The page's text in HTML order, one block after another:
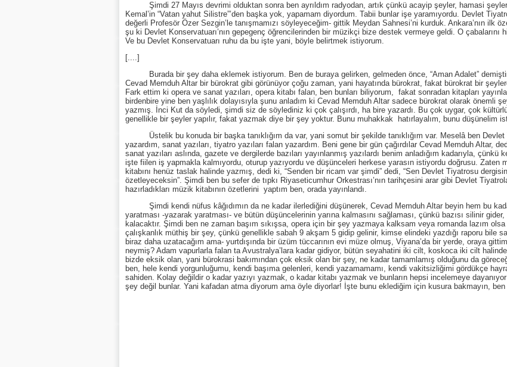
Şimdi 27 Mayıs devrimi olduktan sonra ben ayrıldım radyodan, artık çünkü acayip şeyler, hamasi şeyler
Kemal’in “Vatan yahut Silistre”’den başka yok, yapamam diyordum. Tabii bunlar işe yaramıyordu. Devlet
değerli Profesör Özer Sezgin’le tanışmamızı söyleyeceğim- gittik Meydan Sahnesi’ni kurduk. Ankara’nın ilk
şu ki Devlet Konservatuarı’nın gepegenç öğrencilerinden bir müzikçi bize destek vermeye geldi. O çabalarını
Ve bu Devlet Konservatuarı ruhu da bu işte yani, böyle belirtmek istiyorum.
[....]
Burada bir şey daha eklemek istiyorum. Ben de buraya gelirken, gelmeden önce, “Aman Adalet”
Cevad Memduh Altar bir bürokrat gibi görünüyor çoğu zaman, yani hayatında bürokrat, fakat bürokrat bir
Fark ettim ki opera ve sanat yazıları, opera kitabı falan, ben bunları biliyorum, fakat sonradan kitapları
birdenbire yine ben yaşlılık dolayısıyla şunu anladım ki Cevad Memduh Altar sadece bürokrat olarak önemli
yazmış. İnci Kut da söyledi, şimdi siz de söylediniz ki çok çalışırdı, ha bire yazardı. Bu çok uygar, çok
genellikle bir şeyler yapılır, fakat yazmak diye bir şey yoktur. Bunu muhakkak hatırlayalım, bunu düşünelim
Üstelik bu konuda bir başka tanıklığım da var, yani somut bir şekilde tanıklığım var. Meselâ ben Devlet
yazardım, sanat yazıları, tiyatro yazıları falan yazardım. Beni gene bir gün çağırdılar Cevad Memduh Altar,
sanat yazıları aslında, gazete ve dergilerde bazıları yayınlanmış yazılardı benim anladığım kadarıyla,
işte fiilen iş yapmakla kalmıyordu, oturup yazıyordu ve düşünceleri herkese yarasın istiyordu doğrusu. Zaten
kitabını henüz taslak halinde yazmış, dedi ki, “Senden bir ricam var şimdi” dedi, “Sen Devlet Tiyatrosu
özetleyeceksin”. Şimdi ben bu sefer de tıpkı Riyaseticumhur Orkestrası’nın tarihçesini arar gibi Devlet
hazırladıkları müzik kitabının özetlerini yaptım ben, orada yayınlandı.
Şimdi kendi nüfus kâğıdımın da ne kadar ilerlediğini düşünerek, Cevad Memduh Altar beyin hem bu
yaratması -yazarak yaratması- ve bütün düşüncelerinin yarına kalmasını sağlaması, çünkü bazısı silinir
kalacaktır. Şimdi ben ne zaman başım sıkışsa, opera için bir şey yazmaya kalksam veya romanda lazım
çalışkanlık müthiş bir şey, çünkü genellikle sabah 9 akşam 5 gidip gelinir, kimse elindeki yazdığı raporu bile
biraz daha uzatacağım ama- yurtdışında bir üzüm tüccarının evi müze olmuş, Viyana’da bir yerde, oraya
neymiş? Adam vapurlarla falan ta Avustralya’lara kadar gidiyor, bütün seyahatini iki cilt, koskoca iki cilt
bizde eksik olan, yani bürokrasi bakımından çok eksik olan bir şey, ne kadar tamamlamış olduğunu da
ben, hele kendi yorgunluğumu, kendi başıma gelenleri, kendi yazamamamı, kendi vakitsizliğimi gördükçe
sahiden. Kolay değildir o kadar yazıyı yazmak, o kadar kitabı yazmak ve bunların hepsi incelemeye
şey değil bunlar. Yani kafadan atma diyorum ama öyle diyorlar! İşte bunu eklediğim için kusura bakmayın,